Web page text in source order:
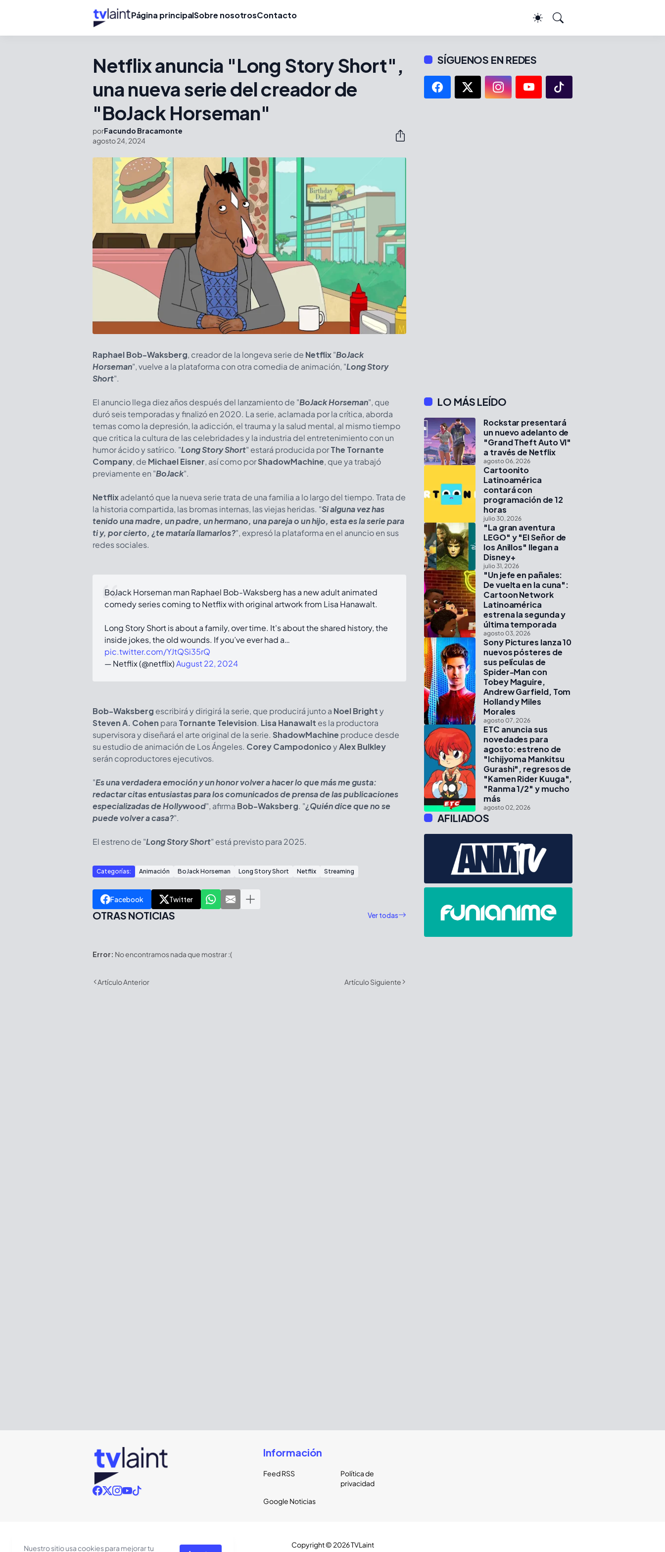
Página principalSobre nosotrosContacto
Netflix anuncia "Long Story Short",
una nueva serie del creador de
"BoJack Horseman"
porFacundo Bracamonte
agosto 24, 2024
Raphael Bob-Waksberg, creador de la longeva serie de Netflix"BoJack
Horseman", vuelve a la plataforma con otra comedia de animación, "Long Story
Short".
El anuncio llega diez años después del lanzamiento de "BoJack Horseman", que
duró seis temporadas y finalizó en 2020. La serie, aclamada por la crítica, aborda
temas como la depresión, la adicción, el trauma y la salud mental, al mismo tiempo
que critica la cultura de las celebridades y la industria del entretenimiento con un
humor ácido y satírico. "Long Story Short" estará producida porThe Tornante
Company, de Michael Eisner, así como porShadowMachine, que ya trabajó
previamente en "BoJack".
Netflixadelantó que la nueva serie trata de una familia a lo largo del tiempo. Trata de
la historia compartida, las bromas internas, las viejas heridas. "Si alguna vez has
tenido una madre, un padre, un hermano, una pareja o un hijo, esta es la serie para
ti y, por cierto, ¿te mataría llamarlos?", expresó la plataforma en el anuncio en sus
redes sociales.
BoJack Horseman man Raphael Bob-Waksberg has a new adult animated
comedy series coming to Netflix with original artwork from Lisa Hanawalt.
Long Story Short is about a family, over time. It's about the shared history, the
inside jokes, the old wounds. If you’ve ever had a…
pic.twitter.com/YJtQSi35rQ
— Netflix (@netflix)August 22, 2024
Bob-Waksberg escribirá y dirigirá la serie, que producirá junto a Noel Brighty
Steven A. Cohen para Tornante Television. Lisa Hanawalt es la productora
supervisora y diseñará el arte original de la serie. ShadowMachine produce desde
su estudio de animación de Los Ángeles. Corey CampodonicoyAlex Bulkley
serán coproductores ejecutivos.
"Es una verdadera emoción y un honor volver a hacer lo que más me gusta:
redactar citas entusiastas para los comunicados de prensa de las publicaciones
especializadas de Hollywood", afirma Bob-Waksberg. "¿Quién dice que no se
puede volver a casa?".
El estreno de "Long Story Short" está previsto para 2025.
Categorías: Animación BoJack Horseman Long Story Short Netflix Streaming
Facebook Twitter
OTRAS NOTICIAS Ver todas
Error: No encontramos nada que mostrar :(
Artículo Anterior Artículo Siguiente
SÍGUENOS EN REDES
LO MÁS LEÍDO
Rockstar presentará
un nuevo adelanto de
"Grand Theft Auto VI"
a través de Netflix
agosto 06, 2026
Cartoonito
Latinoamérica
contará con
programación de 12
horas
julio 30, 2026
"La gran aventura
LEGO" y "El Señor de
los Anillos" llegan a
Disney+
julio 31, 2026
"Un jefe en pañales:
De vuelta en la cuna":
Cartoon Network
Latinoamérica
estrena la segunda y
última temporada
agosto 03, 2026
Sony Pictures lanza 10
nuevos pósteres de
sus películas de
Spider-Man con
Tobey Maguire,
Andrew Garfield, Tom
Holland y Miles
Morales
agosto 07, 2026
ETC anuncia sus
novedades para
agosto: estreno de
"Ichijyoma Mankitsu
Gurashi", regresos de
"Kamen Rider Kuuga",
"Ranma 1/2" y mucho
más
agosto 02, 2026
AFILIADOS
Información
Feed RSS
Política de
privacidad
Google Noticias
Copyright © 2026TVLaint
Nuestro sitio usa cookies para mejorar tu